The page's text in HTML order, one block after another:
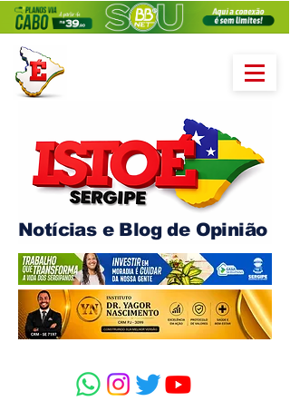
Notícias e Blog de Opinião